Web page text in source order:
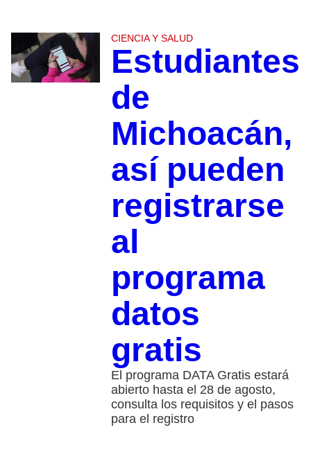
CIENCIA Y SALUD
Estudiantes
de
Michoacán,
así pueden
registrarse
al
programa
datos
gratis
El programa DATA Gratis estará
abierto hasta el 28 de agosto,
consulta los requisitos y el pasos
para el registro